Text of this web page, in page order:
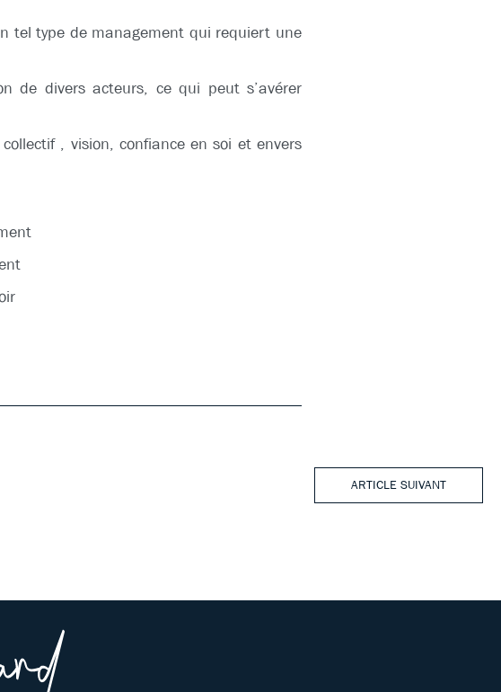
tel type de management qui requiert une
de divers acteurs, ce qui peut s’avérer
, vision, confiance en soi et envers
ARTICLE SUIVANT